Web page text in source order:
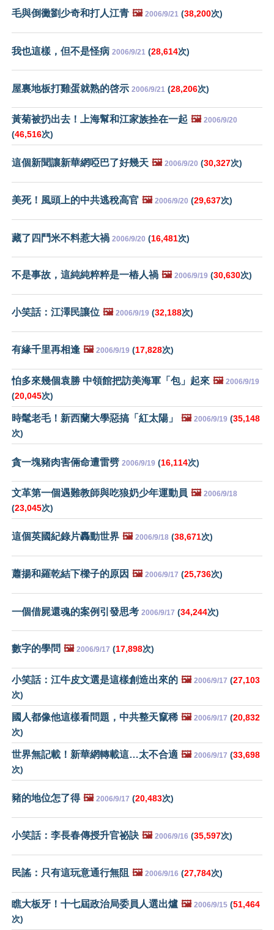
毛與倒黴劉少奇和打人江青 🖼️ 2006/9/21 (38,200次)
我也這樣，但不是怪病 2006/9/21 (28,614次)
屋裏地板打雞蛋就熟的啓示 2006/9/21 (28,206次)
黃菊被扔出去！上海幫和江家族拴在一起 🖼️ 2006/9/20
(46,516次)
這個新聞讓新華網啞巴了好幾天 🖼️ 2006/9/20 (30,327次)
美死！風頭上的中共逃稅高官 🖼️ 2006/9/20 (29,637次)
藏了四鬥米不料惹大禍 2006/9/20 (16,481次)
不是事故，這純純粹粹是一樁人禍 🖼️ 2006/9/19 (30,630次)
小笑話：江澤民讓位 🖼️ 2006/9/19 (32,188次)
有緣千里再相逢 🖼️ 2006/9/19 (17,828次)
怕多來幾個袁勝 中領館把訪美海軍「包」起來 🖼️ 2006/9/19
(20,045次)
時髦老毛！新西蘭大學惡搞「紅太陽」 🖼️ 2006/9/19 (35,148
次)
貪一塊豬肉害倆命遭雷劈 2006/9/19 (16,114次)
文革第一個遇難教師與吃狼奶少年運動員 🖼️ 2006/9/18
(23,045次)
這個英國紀錄片轟動世界 🖼️ 2006/9/18 (38,671次)
蕭揚和羅乾結下樑子的原因 🖼️ 2006/9/17 (25,736次)
一個借屍還魂的案例引發思考 2006/9/17 (34,244次)
數字的學問 🖼️ 2006/9/17 (17,898次)
小笑話：江牛皮文選是這樣創造出來的 🖼️ 2006/9/17 (27,103
次)
國人都像他這樣看問題，中共整天竄稀 🖼️ 2006/9/17 (20,832
次)
世界無記載！新華網轉載這…太不合適 🖼️ 2006/9/17 (33,698
次)
豬的地位怎了得 🖼️ 2006/9/17 (20,483次)
小笑話：李長春傳授升官祕訣 🖼️ 2006/9/16 (35,597次)
民謠：只有這玩意通行無阻 🖼️ 2006/9/16 (27,784次)
瞧大板牙！十七屆政治局委員人選出爐 🖼️ 2006/9/15 (51,464
次)